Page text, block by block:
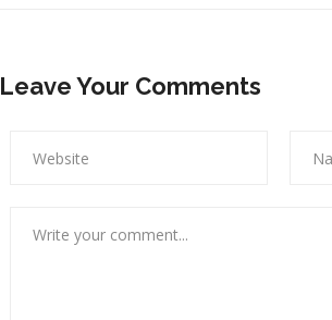
Leave Your Comments